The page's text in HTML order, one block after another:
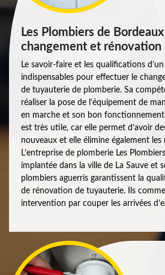
Les Plombiers de
changement et rénovation
Le savoir-faire et les qualifications
indispensables pour effectuer le
de tuyauterie de plomberie. Sa
réaliser la pose de l’équipement de
en marche et son bon
est très utile, car elle permet d’avoir
nouveaux et elle élimine également les
L’entreprise de plomberie Les
implantée dans la ville de La Sauve et
plombiers aguerris garantissent la
de rénovation de tuyauterie. Ils
intervention par couper les arrivées